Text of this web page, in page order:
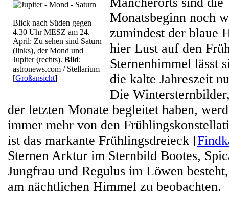
Blick nach Süden gegen
4.30 Uhr MESZ am 24.
April: Zu sehen sind Saturn
(links), der Mond und
Jupiter (rechts). Bild:
astronews.com / Stellarium
[Großansicht]
Monatsbeginn noch
zumindest der blaue
hier Lust auf den
Sternenhimmel lässt
die kalte Jahreszeit
Die
der letzten Monate begleitet haben,
immer mehr von den
ist das markante Frühlingsdreieck [
Sternen Arktur im Sternbild Bootes,
Jungfrau und Regulus im Löwen
am nächtlichen Himmel zu beobachten.